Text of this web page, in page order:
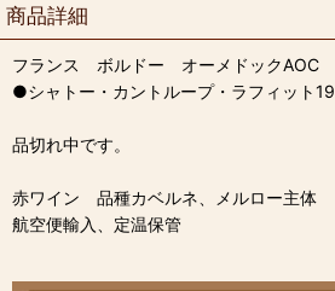
商品詳細
フランス ボルドー オーメドックAOC
●シャトー・カントループ・ラフィット
品切れ中です。
赤ワイン 品種カベルネ、メルロー主体
航空便輸入、定温保管